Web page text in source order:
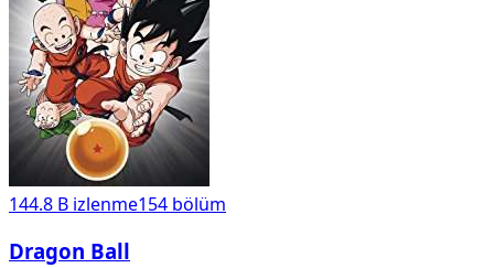
144.8 B izlenme154 bölüm
Dragon Ball